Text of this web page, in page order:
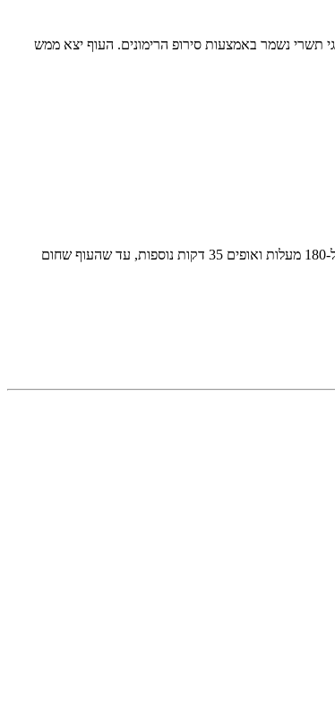
תשרי נשמר באמצעות סירופ הרימונים. העוף יצא ממש
מחממים תנור לחום של 220 מעלות. מסדרים את חלקי העוף בתבנית ויוצקים עליהם את הרוטב שנשאר בקערה. אופים במשך 20 דקות. מנמיכים את הטמפרטורה ל-180 מעלות ואופים 35 דקות נוספות, עד שהעוף שחום